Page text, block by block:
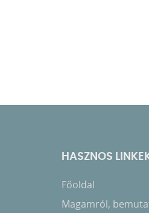
HASZNOS
Főoldal
Magamról,